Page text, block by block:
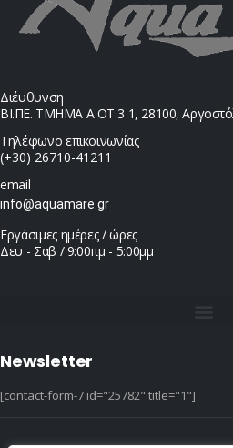
Διέυθυνση
ΒΙ.ΠΕ. ΤΜΗΜΑ Α ΟΤ 3 1, 28100,
Τηλέφωνο επικοινωνίας
(+30) 26710-41211
email
info@aquamare.gr
Εργάσιμες ημέρες / ώρες
Δευ - Σαβ / 9:00πμ - 5:00μμ
Newsletter
[contact-form-7 id="25782" title="1"]